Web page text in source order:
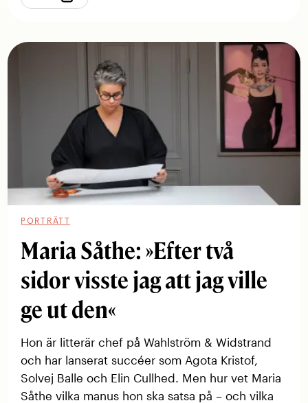
PORTRÄTT
Maria Såthe: »Efter två
sidor visste jag att jag ville
ge ut den«
Hon är litterär chef på Wahlström & Widstrand
och har lanserat ­succéer som Agota Kristof,
Solvej Balle och Elin Cullhed. Men hur vet Maria
Såthe vilka manus hon ska ­satsa på – och vilka